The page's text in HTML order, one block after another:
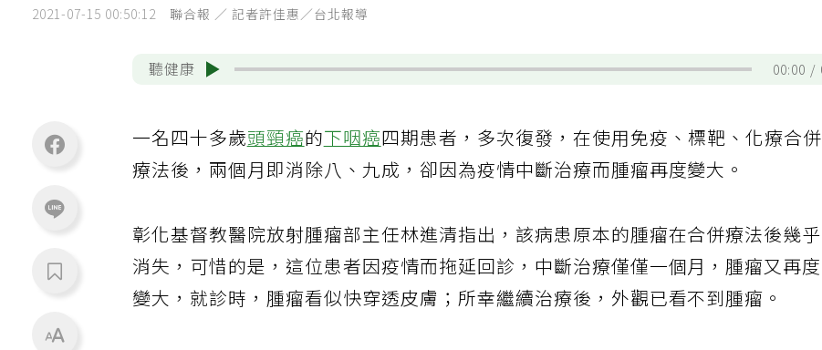
2021-07-15 00:50:12 聯合報 ／ 記者許佳惠／台北報導
聽健康 00:00 /
一名四十多歲頭頸癌的下咽癌四期患者，多次復發，在使用免疫、標靶、化療合併
療法後，兩個月即消除八、九成，卻因為疫情中斷治療而腫瘤再度變大。
彰化基督教醫院放射腫瘤部主任林進清指出，該病患原本的腫瘤在合併療法後幾乎
消失，可惜的是，這位患者因疫情而拖延回診，中斷治療僅僅一個月，腫瘤又再度
變大，就診時，腫瘤看似快穿透皮膚；所幸繼續治療後，外觀已看不到腫瘤。